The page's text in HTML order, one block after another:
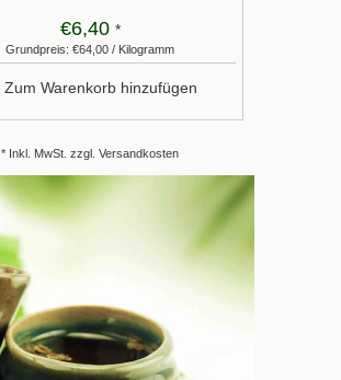
€6,40 *
Grundpreis: €64,00 / Kilogramm
Zum Warenkorb hinzufügen
* Inkl. MwSt. zzgl. Versandkosten